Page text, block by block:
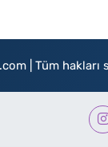
| Tüm hakları